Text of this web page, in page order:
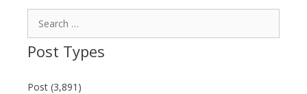
Post Types
Post (3,891)